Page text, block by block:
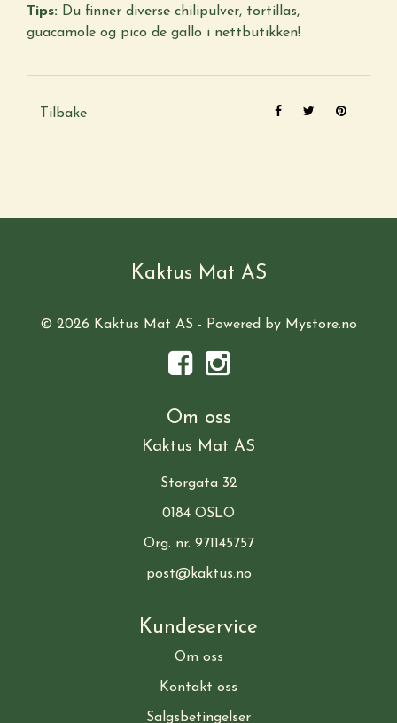
Tips: Du finner diverse chilipulver, tortillas,
guacamole og pico de gallo i nettbutikken!
Tilbake
Kaktus Mat AS
© 2026 Kaktus Mat AS - Powered by Mystore.no
Om oss
Kaktus Mat AS
Storgata 32
0184 OSLO
Org. nr. 971145757
post@kaktus.no
Kundeservice
Om oss
Kontakt oss
Salgsbetingelser